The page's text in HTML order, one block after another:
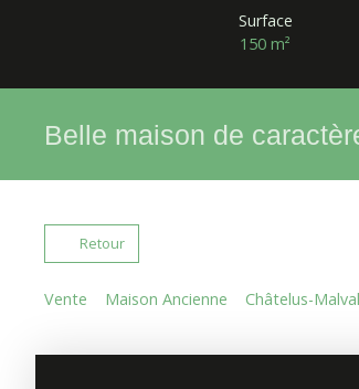
Surface
150m²
Belle maison de
Retour
Vente Maison Ancienne Châtelus-